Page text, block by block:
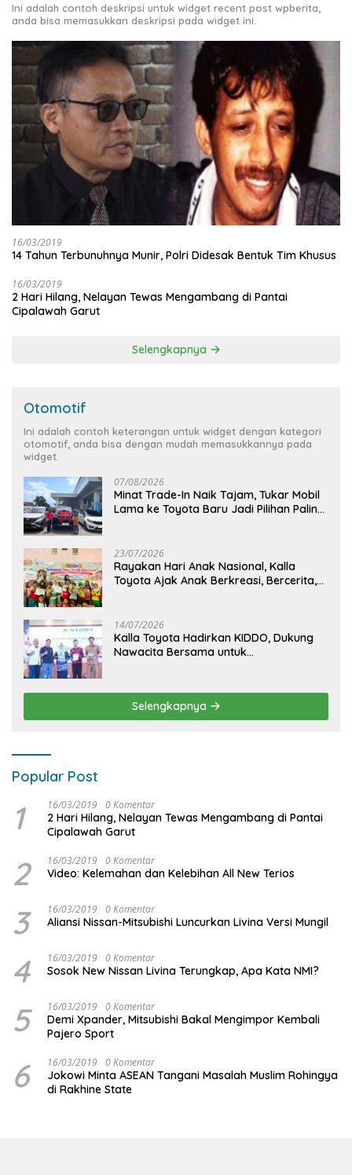
Ini adalah contoh deskripsi untuk widget recent post wpberita,
anda bisa memasukkan deskripsi pada widget ini.
16/03/2019
14 Tahun Terbunuhnya Munir, Polri Didesak Bentuk Tim Khusus
16/03/2019
2 Hari Hilang, Nelayan Tewas Mengambang di Pantai
Cipalawah Garut
Selengkapnya
Otomotif
Ini adalah contoh keterangan untuk widget dengan kategori
otomotif, anda bisa dengan mudah memasukkannya pada
widget.
07/08/2026
Minat Trade-In Naik Tajam, Tukar Mobil
Lama ke Toyota Baru Jadi Pilihan Paling
23/07/2026
Rayakan Hari Anak Nasional, Kalla
Toyota Ajak Anak Berkreasi, Bercerita,
14/07/2026
Kalla Toyota Hadirkan KIDDO, Dukung
Nawacita Bersama untuk
Selengkapnya
Popular Post
1 16/03/2019 0 Komentar
2 Hari Hilang, Nelayan Tewas Mengambang di Pantai
Cipalawah Garut
2 16/03/2019 0 Komentar
Video: Kelemahan dan Kelebihan All New Terios
3 16/03/2019 0 Komentar
Aliansi Nissan-Mitsubishi Luncurkan Livina Versi Mungil
4 16/03/2019 0 Komentar
Sosok New Nissan Livina Terungkap, Apa Kata NMI?
5 16/03/2019 0 Komentar
Demi Xpander, Mitsubishi Bakal Mengimpor Kembali
Pajero Sport
6 16/03/2019 0 Komentar
Jokowi Minta ASEAN Tangani Masalah Muslim Rohingya
di Rakhine State